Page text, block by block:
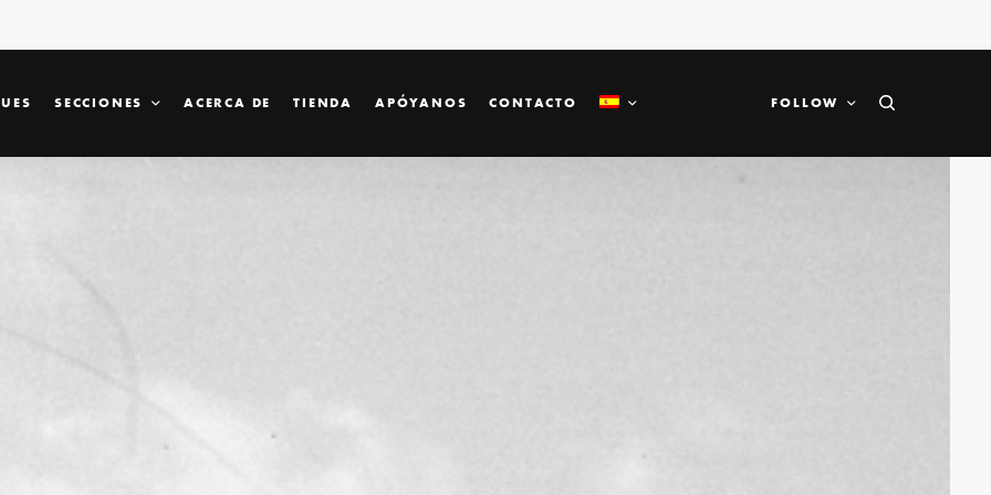
SECCIONES ACERCA DE TIENDA APÓYANOS CONTACTO FOLLOW